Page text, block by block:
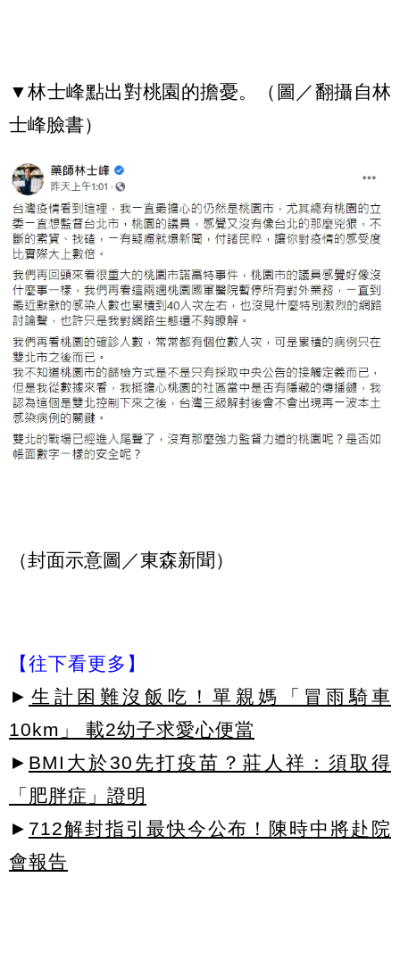
▼林士峰點出對桃園的擔憂。（圖／翻攝自林
士峰臉書）
（封面示意圖／東森新聞）
【往下看更多】
► 生計困難沒飯吃！單親媽「冒雨騎車
10km」 載2幼子求愛心便當
► BMI大於30先打疫苗？莊人祥：須取得
「肥胖症」證明
► 712解封指引最快今公布！陳時中將赴院
會報告